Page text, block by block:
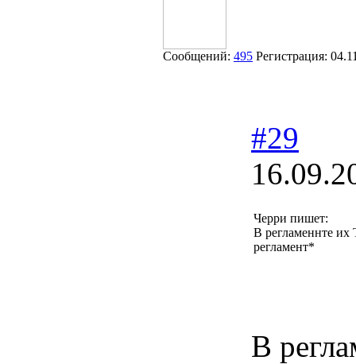
Сообщений: 495 Регистрация:
#29
Черри пишет:
В регламеннте их
регламент*
В